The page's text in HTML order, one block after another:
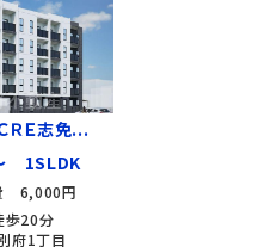
ＲＥ志免...
1SLDK
6,000円
歩20分
府1丁目